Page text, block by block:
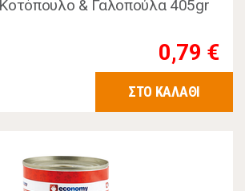
& Γαλοπούλα 405gr
0,79 €
ΣΤΟ ΚΑΛΑΘΙ